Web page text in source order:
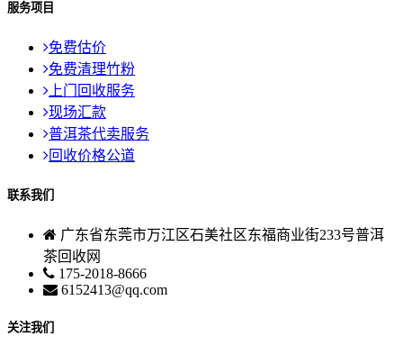
服务项目
免费估价
免费清理竹粉
上门回收服务
现场汇款
普洱茶代卖服务
回收价格公道
联系我们
广东省东莞市万江区石美社区东福商业街233号普洱
茶回收网
175-2018-8666
6152413@qq.com
关注我们